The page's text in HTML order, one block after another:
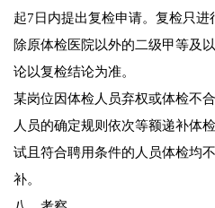
起7日内提出复检申请。复检只进
除原体检医院以外的二级甲等及
论以复检结论为准。
某岗位因体检人员弃权或体检不
人员的确定规则依次等额递补体
试且符合聘用条件的人员体检均
补。